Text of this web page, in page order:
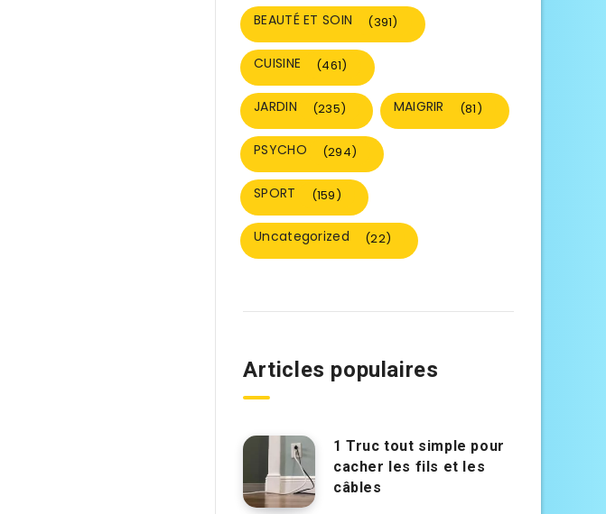
BEAUTÉ ET SOIN (391)
CUISINE (461)
JARDIN (235) MAIGRIR (81)
PSYCHO (294)
SPORT (159)
Uncategorized (22)
Articles populaires
1 Truc tout simple pour
cacher les fils et les
câbles